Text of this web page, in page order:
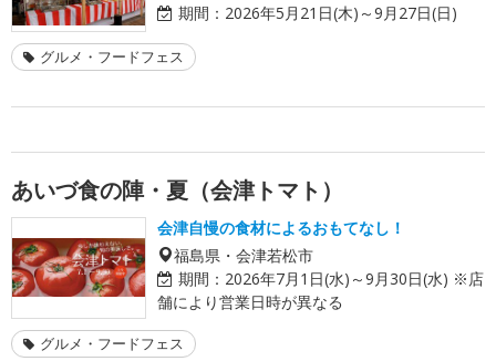
期間： 2026年5月21日(木)～9月27日(日)
グルメ・フードフェス
あいづ食の陣・夏（会津トマト）
会津自慢の食材によるおもてなし！
福島県・会津若松市
期間： 2026年7月1日(水)～9月30日(水) ※店
舗により営業日時が異なる
グルメ・フードフェス